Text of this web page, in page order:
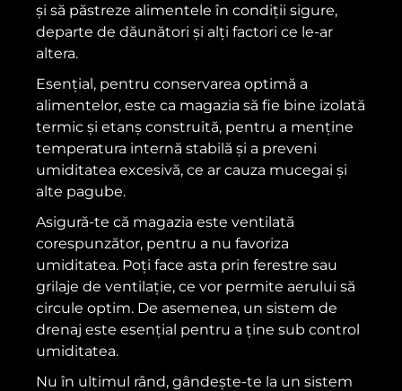
și să păstreze alimentele în condiții sigure,
departe de dăunători și alți factori ce le-ar
altera.
Esențial, pentru conservarea optimă a
alimentelor, este ca magazia să fie bine izolată
termic și etanș construită, pentru a menține
temperatura internă stabilă și a preveni
umiditatea excesivă, ce ar cauza mucegai și
alte pagube.
Asigură-te că magazia este ventilată
corespunzător, pentru a nu favoriza
umiditatea. Poți face asta prin ferestre sau
grilaje de ventilație, ce vor permite aerului să
circule optim. De asemenea, un sistem de
drenaj este esențial pentru a ține sub control
umiditatea.
Nu în ultimul rând, gândește-te la un sistem